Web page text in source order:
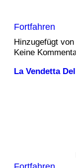
Fortfahren
Hinzugefügt von
Keine
La Vendetta